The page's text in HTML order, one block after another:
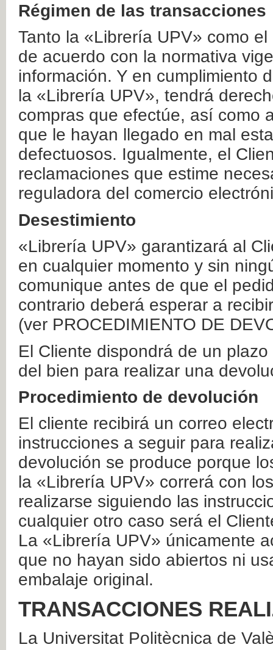
Régimen de las transacciones
Tanto la «Librería UPV» como
de acuerdo con la normativa
información. Y en cumplimiento
la «Librería UPV», tendrá
compras que efectúe, así como
que le hayan llegado en mal
defectuosos. Igualmente, el
reclamaciones que estime
reguladora del comercio
Desestimiento
«Librería UPV» garantizará al
en cualquier momento y sin
comunique antes de que el
contrario deberá esperar a
(ver PROCEDIMIENTO DE
El Cliente dispondrá de un
del bien para realizar una
Procedimiento de devolución
El cliente recibirá un correo
instrucciones a seguir para
devolución se produce porque
la «Librería UPV» correrá con
realizarse siguiendo las
cualquier otro caso será el
La «Librería UPV» únicamente
que no hayan sido abiertos ni
embalaje original.
TRANSACCIONES
La Universitat Politècnica de